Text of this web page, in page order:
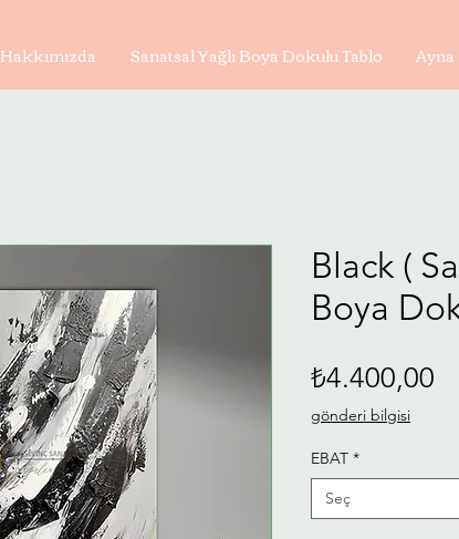
Hakkımızda Sanatsal Yağlı Boya Dokulu Tablo Ayna
Black (
Boya
₺4.400,00
gönderi bilgisi
EBAT *
Seç